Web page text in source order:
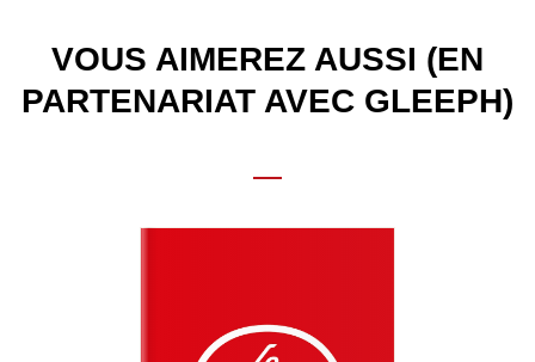
VOUS AIMEREZ AUSSI (EN
PARTENARIAT AVEC GLEEPH)